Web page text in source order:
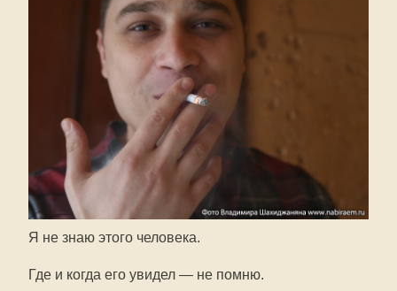
Я не знаю этого человека.
Где и когда его увидел — не помню.